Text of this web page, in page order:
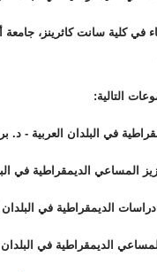
التالية: